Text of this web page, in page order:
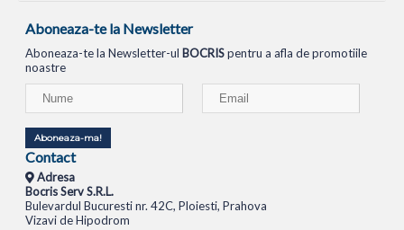
Aboneaza-te la Newsletter
Aboneaza-te la Newsletter-ul BOCRISpentru a afla de promotiile
noastre
Aboneaza-ma!
Contact
Adresa
Bocris Serv S.R.L.
Bulevardul Bucuresti nr. 42C, Ploiesti, Prahova
Vizavi de Hipodrom